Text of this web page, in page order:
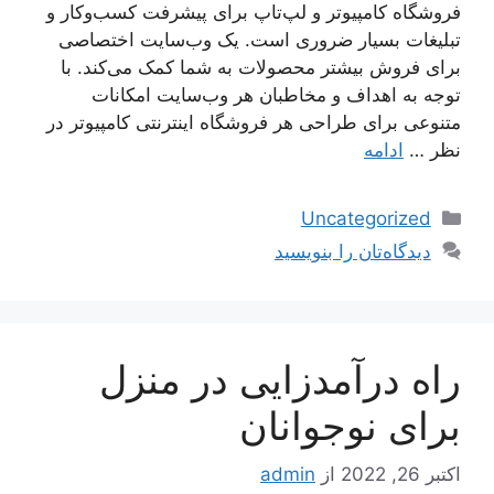
فروشگاه کامپیوتر و لپ‌تاپ برای پیشرفت کسب‌وکار و
تبلیغات بسیار ضروری است. یک وب‌سایت اختصاصی
برای فروش بیشتر محصولات به شما کمک می‌کند. با
توجه به اهداف و مخاطبان هر وب‌سایت امکانات
متنوعی برای طراحی هر فروشگاه اینترنتی کامپیوتر در
نظر … ادامه
دسته‌ها
Uncategorized
دیدگاه‌تان را بنویسید
راه درآمدزایی در منزل
برای نوجوانان
اکتبر 26, 2022 از admin